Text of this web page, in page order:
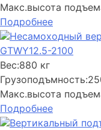
Макс.высота
Подробнее
Несамоходный
GTWY12.5-2100
Вес:880 кг
Грузоподъмность:
Макс.высота
Подробнее
Вертикальный